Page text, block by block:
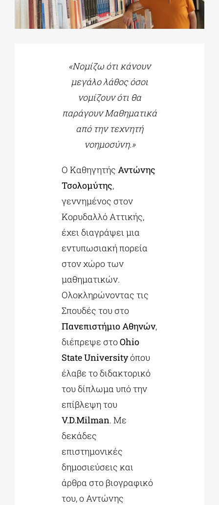
ΔΙΔΑΚΤΟΡΙΚΑ
ΕΚΠΑΙΔΕΥΤΙΚΑ ΙΔΡΥΜΑΤΑ«Νομίζω ότι κάνουν
μεγάλο λάθος όσοι
νομίζουν ότι θα
παράγουν Μαθηματικά
από την τεχνητή
νοημοσύνη.»
Ο Καθηγητής Αντώνης
Τσολομύτης,
γεννημένος στον
Κορυδαλλό Αττικής,
έχει διαγράψει μια
εντυπωσιακή πορεία
στον χώρο των
μαθηματικών.
Ολοκληρώνοντας τις
Σπουδές του στο
Πανεπιστήμιο Αθηνών,
διέπρεψε στοOhio
StateUniversityόπου
έλαβε το διδακτορικό
του δίπλωμα υπό την
επίβλεψη του
V.D.Milman. Με
δεκάδες
επιστημονικές
δημοσιεύσεις και
άρθρα στο βιογραφικό
του, ο Αντώνης